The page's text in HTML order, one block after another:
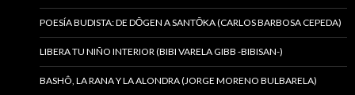
POESÍA BUDISTA: DE DŌGEN A SANTŌKA (CARLOS BARBOSA CEPEDA)
LIBERA TU NIÑO INTERIOR (BIBI VARELA GIBB -BIBISAN-)
BASHÔ, LA RANA Y LA ALONDRA (JORGE MORENO BULBARELA)